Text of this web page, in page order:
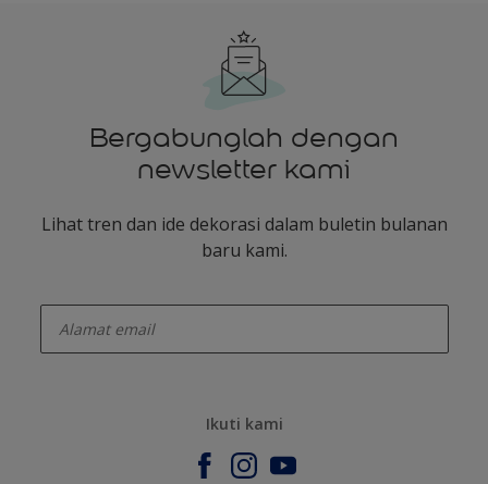
Bergabunglah dengan
newsletter kami
Lihat tren dan ide dekorasi dalam buletin bulanan
baru kami.
Ikuti kami